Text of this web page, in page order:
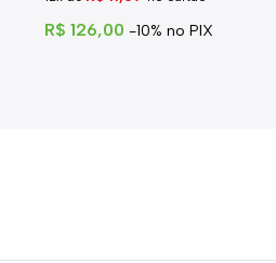
R$ 126,00 -10% no PIX